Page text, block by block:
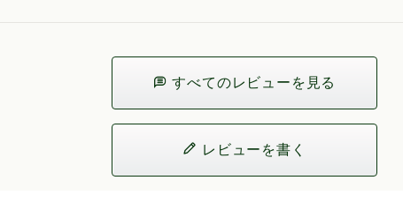
すべてのレビューを見る
レビューを書く